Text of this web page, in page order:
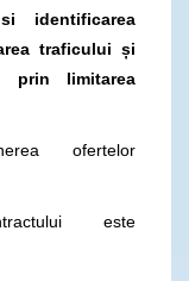
identificarea
traficului și
prin limitarea
ofertelor
este